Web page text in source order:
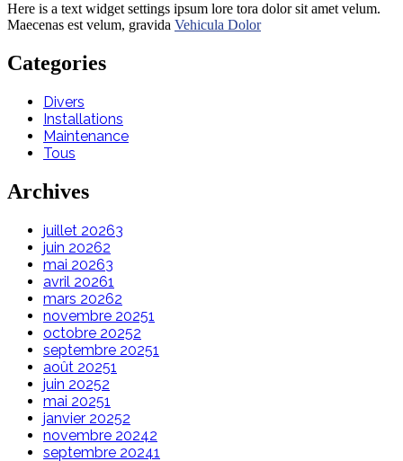
Here is a text widget settings ipsum lore tora dolor sit amet velum.
Maecenas est velum, gravida Vehicula Dolor
Categories
Divers
Installations
Maintenance
Tous
Archives
juillet 20263
juin 20262
mai 20263
avril 20261
mars 20262
novembre 20251
octobre 20252
septembre 20251
août 20251
juin 20252
mai 20251
janvier 20252
novembre 20242
septembre 20241